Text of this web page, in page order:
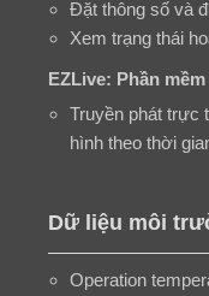
Đặt thông số và
Xem trạng thái
EZLive: Phần
Truyền phát trực
hình theo thời
Dữ liệu môi
Operation